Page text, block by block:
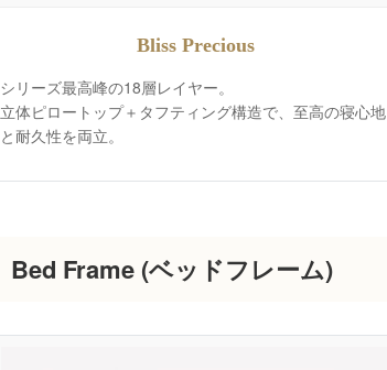
Bliss Precious
シリーズ最高峰の18層レイヤー。
立体ピロートップ＋タフティング構造で、至高の寝心地
と耐久性を両立。
Bed Frame (ベッドフレーム)